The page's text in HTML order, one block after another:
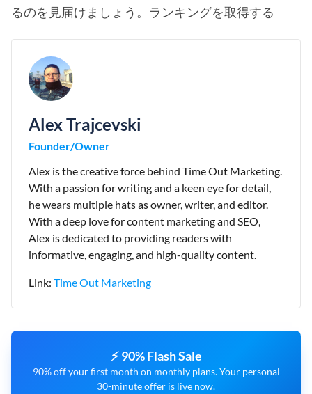
るのを見届けましょう。ランキングを取得する
Alex Trajcevski
Founder/Owner
Alex is the creative force behind Time Out Marketing.
With a passion for writing and a keen eye for detail,
he wears multiple hats as owner, writer, and editor.
With a deep love for content marketing and SEO,
Alex is dedicated to providing readers with
informative, engaging, and high-quality content.
Link: Time Out Marketing
⚡ 90% Flash Sale
90% off your first month on monthly plans. Your personal
30-minute offer is live now.